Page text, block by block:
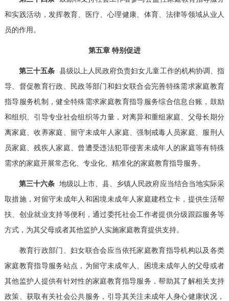
和实践活动，发挥教育、医疗、心理健康、体育、法律等领域从业人
员的作用。
第五章 特别促进
第三十五条 县级以上人民政府负责妇女儿童工作的机构协调、指
导、督促教育行政、民政等部门和妇女联合会完善特殊需求家庭教育
指导服务机制，健全特殊需求家庭教育指导服务综合信息台账，鼓励
和组织、引导专业社会组织等力量，对离异和重组家庭、父母长期分
离家庭、收养家庭、留守未成年人家庭、强制戒毒人员家庭、服刑人
员家庭、残疾人家庭、曾遭受违法犯罪侵害未成年人的家庭等有特殊
需求的家庭开展常态化、专业化、精准化的家庭教育指导服务。
第三十六条 地级以上市、县、乡镇人民政府应当结合当地实际采
取措施，对留守未成年人和困境未成年人家庭建档立卡，提供生活帮
扶、创业就业支持等便利，通过委托社会工作者提供分级跟踪服务等
方式，为其父母或者其他监护人实施家庭教育提供支持。
教育行政部门、妇女联合会应当依托家庭教育指导机构以及各类
家庭教育指导服务站点，为留守未成年人、困境未成年人的父母或者
其他监护人提供有针对性的家庭教育指导服务，帮助其了解相关支持
政策、获取有关社会公共服务，引导其关注未成年人身心健康状况，